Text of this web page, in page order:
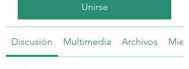
Unirse
Discusión Multimedia Archivos